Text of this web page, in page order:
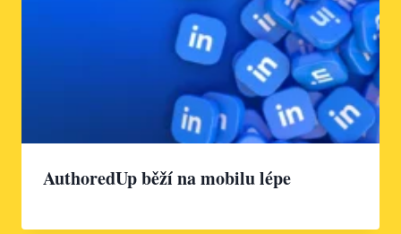
AuthoredUp běží na mobilu lépe